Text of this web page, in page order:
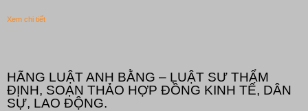
Xem chi tiết
HÃNG LUẬT ANH BẰNG – LUẬT SƯ THẨM
ĐỊNH, SOẠN THẢO HỢP ĐỒNG KINH TẾ, DÂN
SỰ, LAO ĐỘNG.